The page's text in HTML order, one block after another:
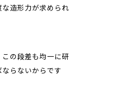
な造形力が求められ
この段差も均一に研
らないからです